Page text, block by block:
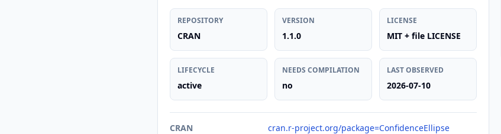
REPOSITORY
CRAN
VERSION
1.1.0
LICENSE
MIT + file LICENSE
LIFECYCLE
active
NEEDS COMPILATION
no
LAST OBSERVED
2026-07-10
CRAN cran.r-project.org/package=ConfidenceEllipse